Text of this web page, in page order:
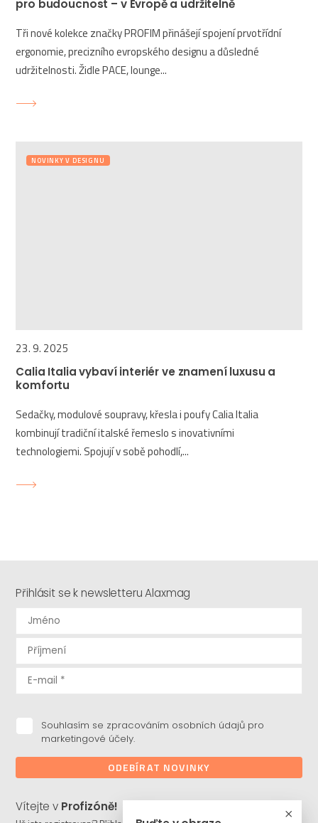
pro budoucnost – v Evropě a udržitelně
Tři nové kolekce značky PROFIM přinášejí spojení prvotřídní
ergonomie, precizního evropského designu a důsledné
udržitelnosti. Židle PACE, lounge...
NOVINKY V DESIGNU
23. 9. 2025
Calia Italia vybaví interiér ve znamení luxusu a
komfortu
Sedačky, modulové soupravy, křesla i poufy Calia Italia
kombinují tradiční italské řemeslo s inovativními
technologiemi. Spojují v sobě pohodlí,...
Přihlásit se k newsletteru Alaxmag
Souhlasím se zpracováním osobních údajů pro
marketingové účely.
ODEBÍRAT NOVINKY
Vítejte v Profizóně!